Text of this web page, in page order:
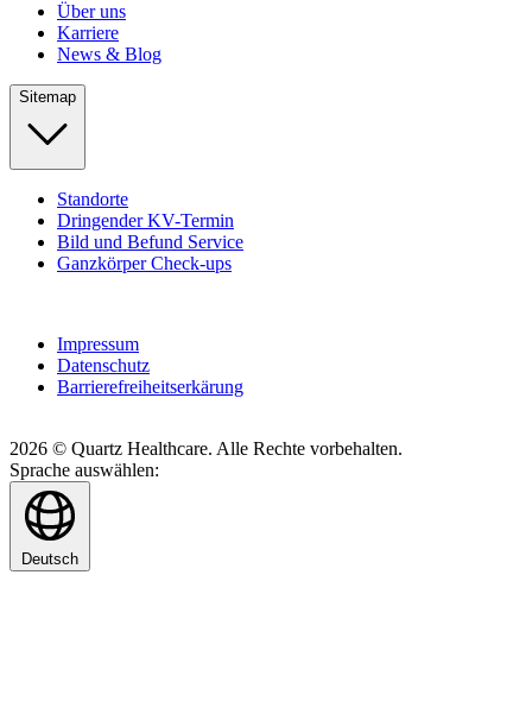
Über uns
Karriere
News & Blog
Sitemap
Standorte
Dringender KV-Termin
Bild und Befund Service
Ganzkörper Check-ups
Impressum
Datenschutz
Barrierefreiheitserkärung
2026 © Quartz Healthcare. Alle Rechte vorbehalten.
Sprache auswählen:
Deutsch